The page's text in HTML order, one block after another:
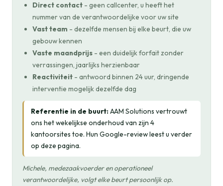
Direct contact - geen callcenter, u heeft het
nummer van de verantwoordelijke voor uw site
Vast team - dezelfde mensen bij elke beurt, die uw
gebouw kennen
Vaste maandprijs - een duidelijk forfait zonder
verrassingen, jaarlijks herzienbaar
Reactiviteit - antwoord binnen 24 uur, dringende
interventie mogelijk dezelfde dag
Referentie in de buurt:AAM Solutions vertrouwt
ons het wekelijkse onderhoud van zijn 4
kantoorsites toe. Hun Google-review leest u verder
op deze pagina.
Michele, medezaakvoerder en operationeel
verantwoordelijke, volgt elke beurt persoonlijk op.